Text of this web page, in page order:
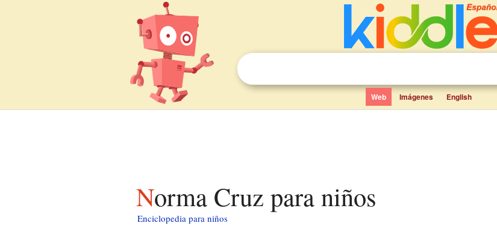
Web Imágenes English
Norma Cruz para niños
Enciclopedia para niños